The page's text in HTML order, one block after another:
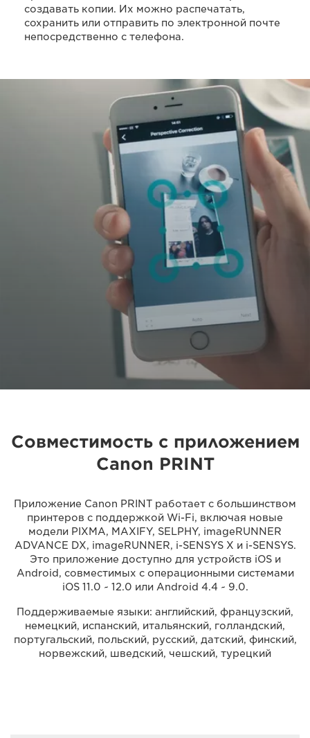
создавать копии. Их можно распечатать,
сохранить или отправить по электронной почте
непосредственно с телефона.
Совместимость с приложением
Canon PRINT
Приложение Canon PRINT работает с большинством
принтеров с поддержкой Wi-Fi, включая новые
модели PIXMA, MAXIFY, SELPHY, imageRUNNER
ADVANCE DX, imageRUNNER, i-SENSYS X и i-SENSYS.
Это приложение доступно для устройств iOS и
Android, совместимых с операционными системами
iOS 11.0 ~ 12.0 или Android 4.4 ~ 9.0.
Поддерживаемые языки: английский, французский,
немецкий, испанский, итальянский, голландский,
португальский, польский, русский, датский, финский,
норвежский, шведский, чешский, турецкий